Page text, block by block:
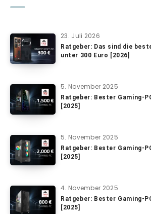
23. Juli 2026
Ratgeber: Das sind die
unter 300 Euro [2026]
5. November 2025
Ratgeber: Bester Gaming-
[2025]
5. November 2025
Ratgeber: Bester Gaming-
[2025]
4. November 2025
Ratgeber: Bester Gaming-
[2025]